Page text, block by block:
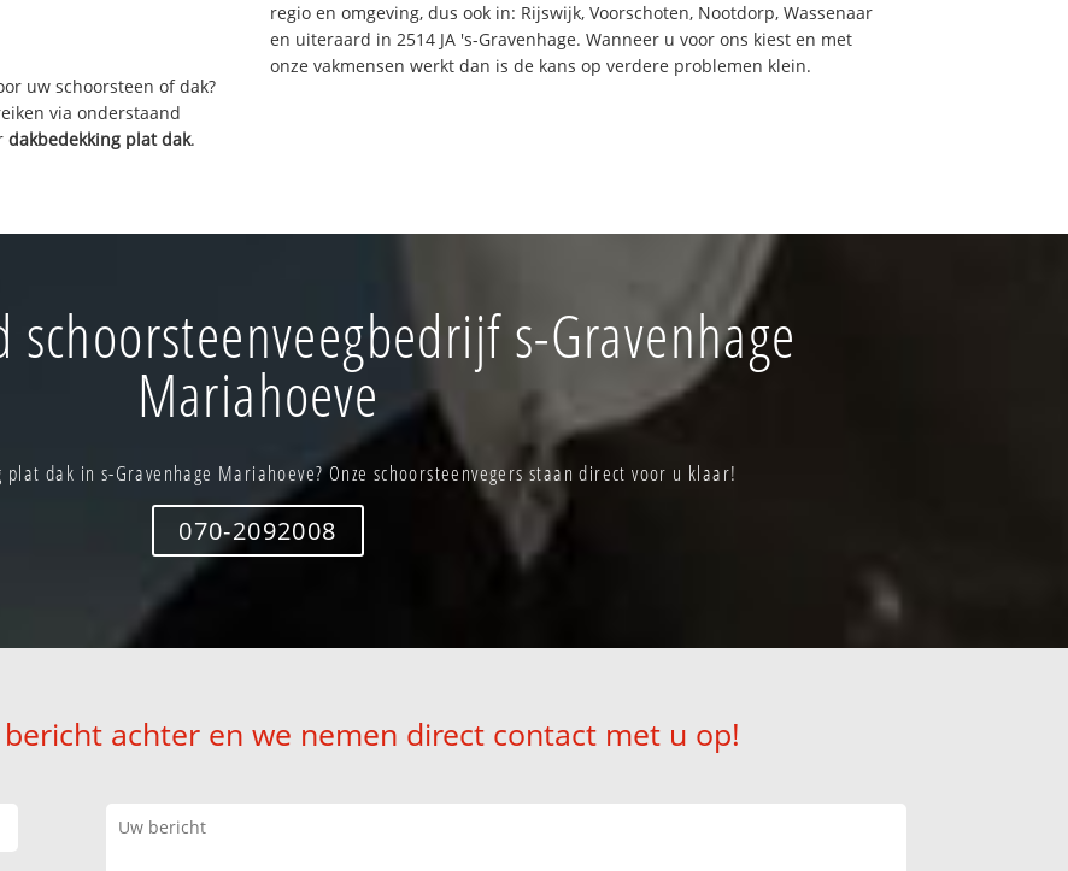
uw schoorsteen of dak?
via onderstaand
dakbedekking plat dak.
regio en omgeving, dus ook in: Rijswijk, Voorschoten, Nootdorp, Wassenaar
en uiteraard in 2514 JA 's-Gravenhage. Wanneer u voor ons kiest en met
onze vakmensen werkt dan is de kans op verdere problemen klein.
s-Gravenhage
Mariahoeve
plat dak in s-Gravenhage Mariahoeve? Onze schoorsteenvegers staan direct voor u klaar!
070-2092008
achter en we nemen direct contact met u op!